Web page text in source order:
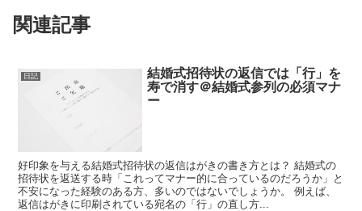
関連記事
日記
結婚式招待状の返信では「行」を
寿で消す＠結婚式参列の必須マナ
ー
好印象を与える結婚式招待状の返信はがきの書き方とは？ 結婚式の
招待状を返送する時「これってマナー的に合っているのだろうか」と
不安になった経験のある方、多いのではないでしょうか。 例えば、
返信はがきに印刷されている宛名の「行」の直し方...